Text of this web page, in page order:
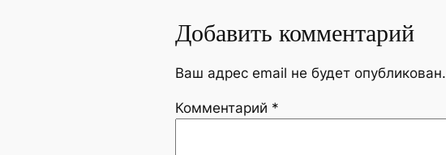
Добавить комментарий
Ваш адрес email не будет опубликован.
Комментарий *